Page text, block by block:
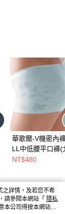
華歌爾-V機密內
LL中低腰平口褲(
綠) 深V剪裁-超
NT$480